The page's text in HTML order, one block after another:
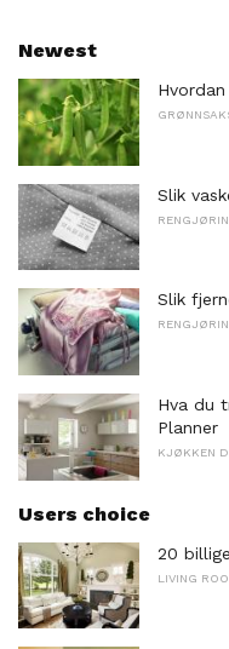
Newest
Slik
Slik
Hva du
Planner
KJØKKEN
Users choice
20
LIVING